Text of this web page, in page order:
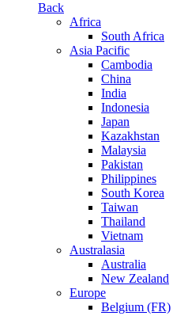
Back
Africa
South Africa
Asia Pacific
Cambodia
China
India
Indonesia
Japan
Kazakhstan
Malaysia
Pakistan
Philippines
South Korea
Taiwan
Thailand
Vietnam
Australasia
Australia
New Zealand
Europe
Belgium (FR)